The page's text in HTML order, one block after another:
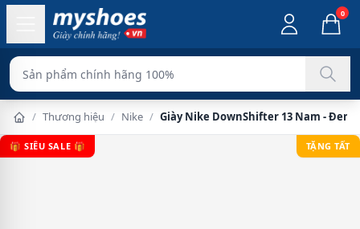
0
Sản phẩm chính h
/ Thương hiệu / Nike / Giày Nike DownShifter 13 Nam - Đen
🎁 SIÊU SALE 🎁 TẶNG TẤT